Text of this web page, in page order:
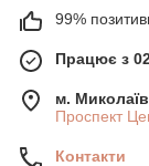
99%
Працює з
м. Миколаїв
Проспект
Контакти